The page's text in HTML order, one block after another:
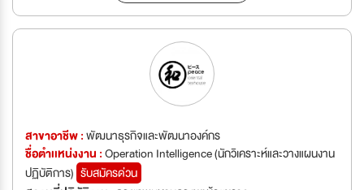
สาขาอาชีพ :พัฒนาธุรกิจและพัฒนาองค์กร
ชื่อตำเเหน่งงาน :Operation Intelligence (นักวิเคราะห์และวางแผนงาน
ปฏิบัติการ) รับสมัครด่วน